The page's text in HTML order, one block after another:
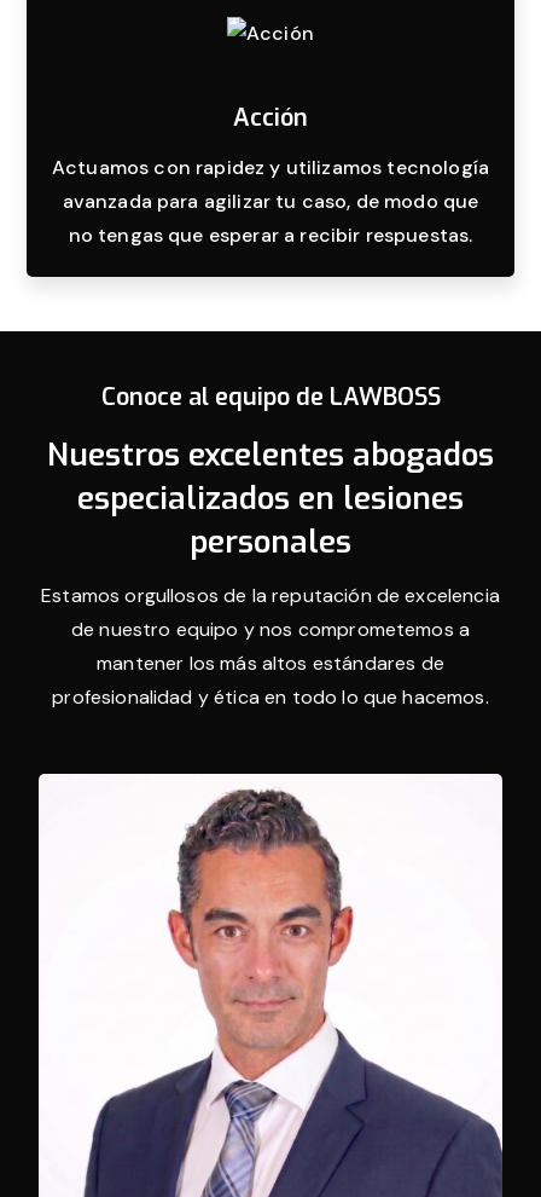
Acción
Actuamos con rapidez y utilizamos tecnología
avanzada para agilizar tu caso, de modo que
no tengas que esperar a recibir respuestas.
Conoce al equipo de LAWBOSS
Nuestros excelentes abogados
especializados en lesiones
personales
Estamos orgullosos de la reputación de excelencia
de nuestro equipo y nos comprometemos a
mantener los más altos estándares de
profesionalidad y ética en todo lo que hacemos.